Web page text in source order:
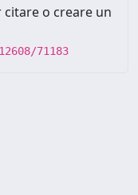
o creare un
71183